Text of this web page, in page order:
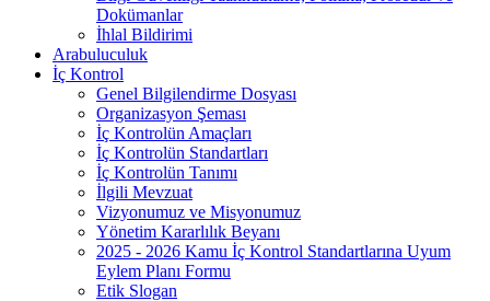
Dokümanlar
İhlal Bildirimi
Arabuluculuk
İç Kontrol
Genel Bilgilendirme Dosyası
Organizasyon Şeması
İç Kontrolün Amaçları
İç Kontrolün Standartları
İç Kontrolün Tanımı
İlgili Mevzuat
Vizyonumuz ve Misyonumuz
Yönetim Kararlılık Beyanı
2025 - 2026 Kamu İç Kontrol Standartlarına Uyum
Eylem Planı Formu
Etik Slogan